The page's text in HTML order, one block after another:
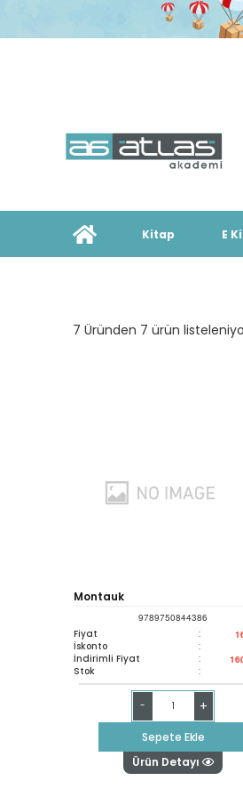
Kitap E
7 Üründen 7 ürün
Montauk
9789750844386
Fiyat :
İskonto :
İndirimli Fiyat :
Stok :
- +
Sepete Ekle
Ürün Detayı